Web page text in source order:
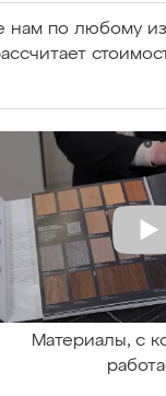
нам по любому
Материалы, с